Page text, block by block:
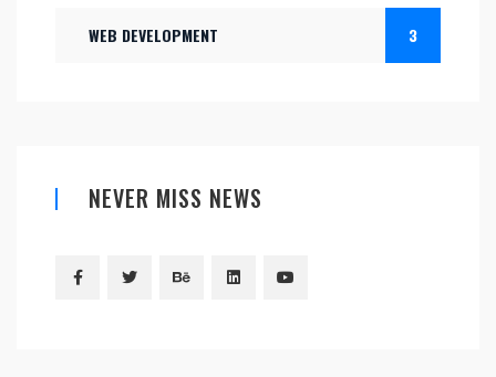
WEB DEVELOPMENT 3
NEVER MISS NEWS